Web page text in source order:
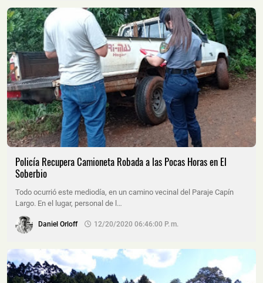
Policía Recupera Camioneta Robada a las Pocas Horas en El
Soberbio
Todo ocurrió este mediodía, en un camino vecinal del Paraje Capín
Largo. En el lugar, personal de l…
Daniel Orloff 12/20/2020 06:46:00 P. M.